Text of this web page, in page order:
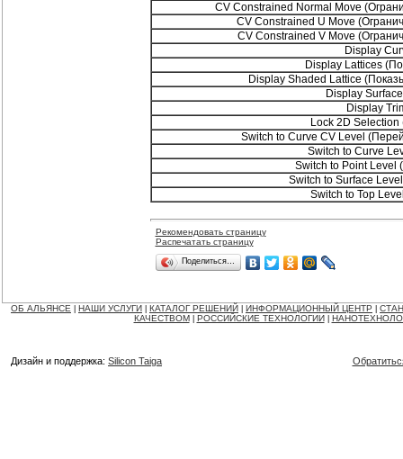
CV Constrained Normal Move
CV Constrained U Move
CV Constrained V Move
Display
Display Lattices
Display Shaded Lattice
Display
Display
Lock 2D
Switch to Curve CV Level
Switch to Curve
Switch to Point Level
Switch to Surface
Switch to Top
Рекомендовать страницу
Распечатать страницу
Поделиться…
ОБ АЛЬЯНСЕ НАШИ УСЛУГИ КАТАЛОГ РЕШЕНИЙ ИНФОРМАЦИОННЫЙ ЦЕНТР
КАЧЕСТВОМ
РОССИЙСКИЕ ТЕХНОЛОГИИ
Дизайн и поддержка: Silicon Taiga